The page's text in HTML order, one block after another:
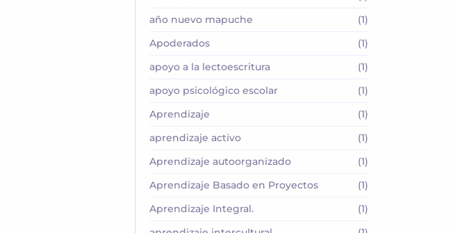
año nuevo mapuche
(1)
Apoderados
(1)
apoyo a la lectoescritura
(1)
apoyo psicológico escolar
(1)
Aprendizaje
(1)
aprendizaje activo
(1)
Aprendizaje autoorganizado
(1)
Aprendizaje Basado en Proyectos
(1)
Aprendizaje Integral.
(1)